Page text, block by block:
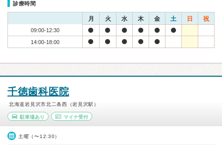
診療時間
月 火 水 木 金 土 日 祝
09:00-12:30
14:00-18:00
千徳歯科医院
北海道岩見沢市北二条西（岩見沢駅）
駐車場あり マイナ受付
土曜（〜12:30）